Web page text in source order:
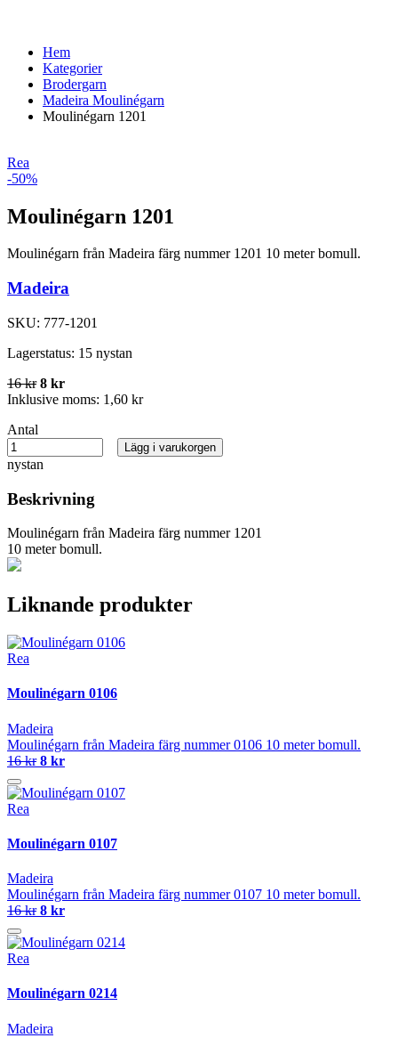
Hem
Kategorier
Brodergarn
Madeira Moulinégarn
Moulinégarn 1201
Rea
-50%
Moulinégarn 1201
Moulinégarn från Madeira färg nummer 1201 10 meter bomull.
Madeira
SKU: 777-1201
Lagerstatus: 15 nystan
16 kr 8 kr
Inklusive moms: 1,60 kr
Antal
nystan
Lägg i varukorgen
Beskrivning
Moulinégarn från Madeira färg nummer 1201
10 meter bomull.
Liknande produkter
Rea
Moulinégarn 0106
Madeira
Moulinégarn från Madeira färg nummer 0106 10 meter bomull.
16 kr 8 kr
Rea
Moulinégarn 0107
Madeira
Moulinégarn från Madeira färg nummer 0107 10 meter bomull.
16 kr 8 kr
Rea
Moulinégarn 0214
Madeira